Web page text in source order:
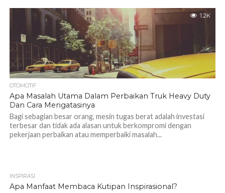
1.2K
OTOMOTIF
Apa Masalah Utama Dalam Perbaikan Truk Heavy Duty
Dan Cara Mengatasinya
Bagi sebagian besar orang, mesin tugas berat adalah investasi
terbesar dan tidak ada alasan untuk berkompromi dengan
pekerjaan perbaikan atau memperbaiki masalah...
INSPIRASI
Apa Manfaat Membaca Kutipan Inspirasional?